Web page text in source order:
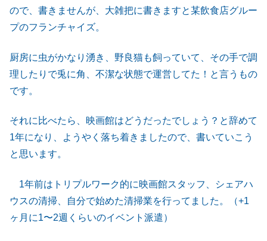
ので、書きませんが、大雑把に書きますと某飲食店グルー
プのフランチャイズ。
厨房に虫がかなり湧き、野良猫も飼っていて、その手で調
理したりで兎に角、不潔な状態で運営してた！と言うもの
です。
それに比べたら、映画館はどうだったでしょう？と辞めて
1年になり、ようやく落ち着きましたので、書いていこう
と思います。
1年前はトリプルワーク的に映画館スタッフ、シェアハ
ウスの清掃、自分で始めた清掃業を行ってました。（+1
ヶ月に1〜2週くらいのイベント派遣）